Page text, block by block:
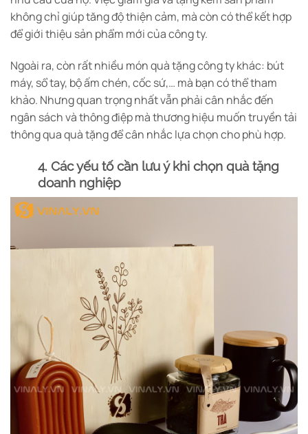
không chỉ giúp tăng độ thiện cảm, mà còn có thể kết hợp
để giới thiệu sản phẩm mới của công ty.
Ngoài ra, còn rất nhiều món quà tặng công ty khác: bút
máy, sổ tay, bộ ấm chén, cốc sứ,… mà bạn có thể tham
khảo. Nhưng quan trọng nhất vẫn phải cân nhắc đến
ngân sách và thông điệp mà thương hiệu muốn truyền tải
thông qua quà tặng để cân nhắc lựa chọn cho phù hợp.
4. Các yếu tố cần lưu ý khi chọn quà tặng
doanh nghiệp